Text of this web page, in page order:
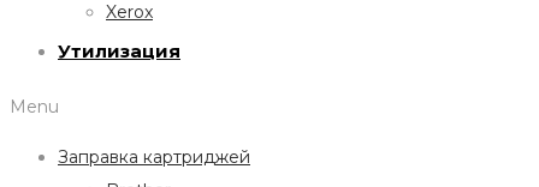
Xerox
Утилизация
Menu
Заправка картриджей